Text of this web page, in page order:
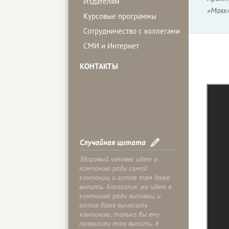
Курсовые программы
Сотрудничество с коллегами
СМИ и Интернет
КОНТАКТЫ
Случайная цитата
Здоровый человек идет в
компанию ради самой
компании, и готов там даже
выпить. Алкоголик же идет в
компанию ради выпивки, и
готов даже выносить
компанию, только бы ему
позволили там выпить. А